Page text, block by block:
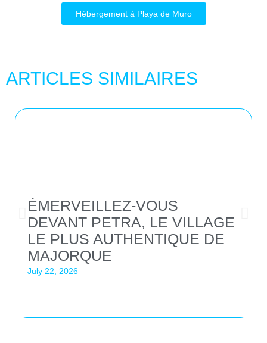
Hébergement à Playa de Muro
ARTICLES SIMILAIRES
ÉMERVEILLEZ-VOUS
DEVANT PETRA, LE VILLAGE
LE PLUS AUTHENTIQUE DE
MAJORQUE
July 22, 2026